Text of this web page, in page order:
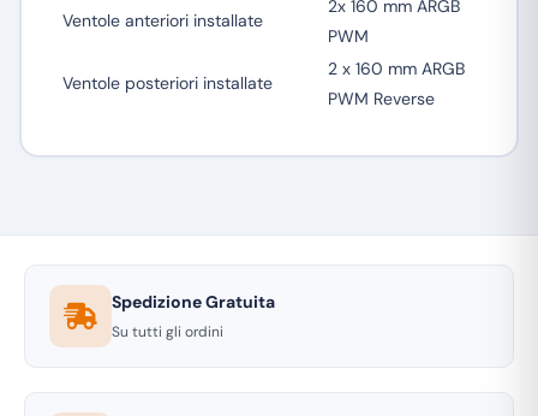
Ventole anteriori installate
2x 160 mm ARGB
PWM
Ventole posteriori installate
2 x 160 mm ARGB
PWM Reverse
Spedizione Gratuita
Su tutti gli ordini